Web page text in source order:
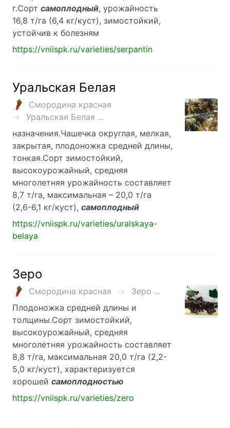
г.Сорт самоплодный, урожайность
16,8 т/га (6,4 кг/куст), зимостойкий,
устойчив к болезням
https://vniispk.ru/varieties/serpantin
Уральская Белая
Смородина красная
Уральская Белая ...
назначения.Чашечка округлая, мелкая,
закрытая, плодоножка средней длины,
тонкая.Сорт зимостойкий,
высокоурожайный, средняя
многолетняя урожайность составляет
8,7 т/га, максимальная – 20,0 т/га
(2,6-6,1 кг/куст), самоплодный
https://vniispk.ru/varieties/uralskaya-
belaya
Зеро
Смородина красная
Зеро ...
Плодоножка средней длины и
толщины.Сорт зимостойкий,
высокоурожайный, средняя
многолетняя урожайность составляет
8,8 т/га, максимальная 20,0 т/га (2,2-
5,0 кг/куст), характеризуется
хорошей самоплодностью
https://vniispk.ru/varieties/zero